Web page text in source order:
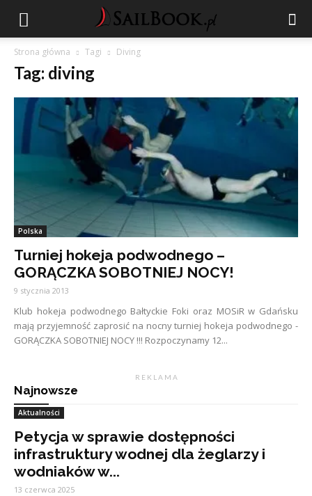
Strona główna Tagi Diving
Tag: diving
Polska
Turniej hokeja podwodnego –
GORĄCZKA SOBOTNIEJ NOCY!
9 stycznia 2013
Klub hokeja podwodnego Bałtyckie Foki oraz MOSiR w Gdańsku
mają przyjemność zaprosić na nocny turniej hokeja podwodnego -
GORĄCZKA SOBOTNIEJ NOCY !!! Rozpoczynamy 12...
R E K L A M A
Najnowsze
Aktualności
Petycja w sprawie dostępności
infrastruktury wodnej dla żeglarzy i
wodniaków w...
13 czerwca 2025